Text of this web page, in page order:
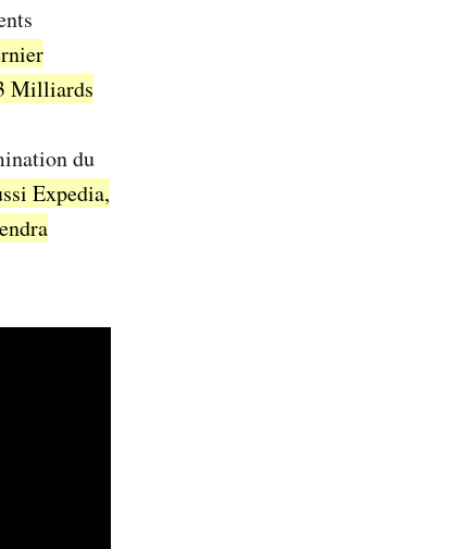
Milliards
du
Expedia,